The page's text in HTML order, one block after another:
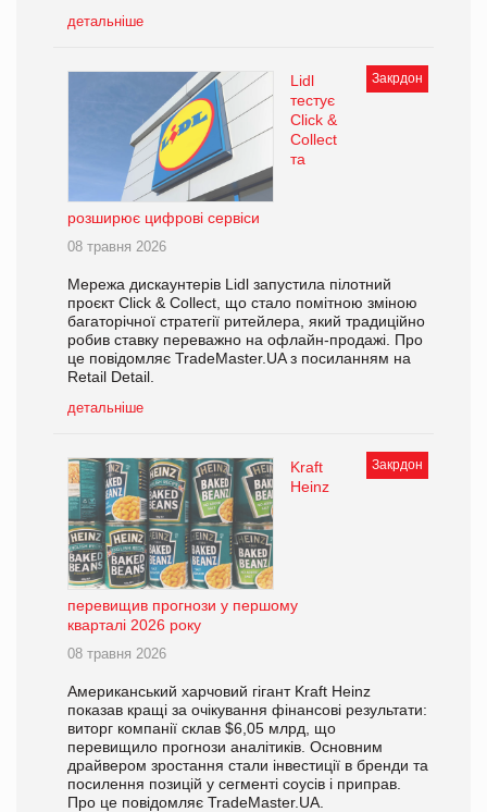
детальніше
Закрдон
Lidl
тестує
Click &
Collect
та
розширює цифрові сервіси
08 травня 2026
Мережа дискаунтерів Lidl запустила пілотний
проєкт Click & Collect, що стало помітною зміною
багаторічної стратегії ритейлера, який традиційно
робив ставку переважно на офлайн-продажі. Про
це повідомляє TradeMaster.UA з посиланням на
Retail Detail.
детальніше
Закрдон
Kraft
Heinz
перевищив прогнози у першому
кварталі 2026 року
08 травня 2026
Американський харчовий гігант Kraft Heinz
показав кращі за очікування фінансові результати:
виторг компанії склав $6,05 млрд, що
перевищило прогнози аналітиків. Основним
драйвером зростання стали інвестиції в бренди та
посилення позицій у сегменті соусів і приправ.
Про це повідомляє TradeMaster.UA.